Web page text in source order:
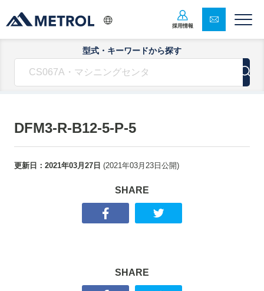
採用情報
型式・キーワードから探す
DFM3-R-B12-5-P-5
更新日： 2021年03月27日 (2021年03月23日 公開)
SHARE
SHARE